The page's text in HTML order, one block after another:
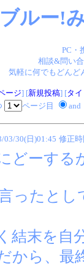
ルー!
PC・
相談&問い
気軽に何でもどん
ージ] [新規投稿] [タ
ページ目 and
03/30(日)01:45 修正
どーする
ったと
結末を自
から、